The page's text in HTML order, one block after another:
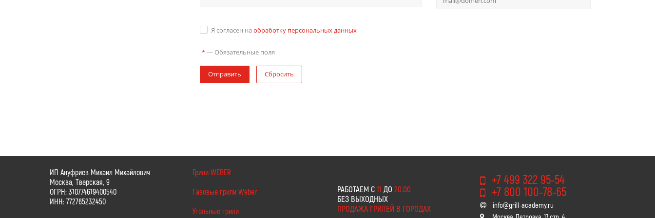
Я согласен на обработку персональных данных
* — Обязательные поля
Отправить Сбросить
ИП Ануфриев Михаил Михайлович
Москва, Тверская, 9
ОГРН: 310774619400540
ИНН: 772765232450
Грили WEBER
Газовые грили Weber
Угольные грили
РАБОТАЕМ С 11 ДО 20.00
БЕЗ ВЫХОДНЫХ
ПРОДАЖА ГРИЛЕЙ В ГОРОДАХ
+7 499 322 95-54
+7 800 100-78-65
info@grill-academy.ru